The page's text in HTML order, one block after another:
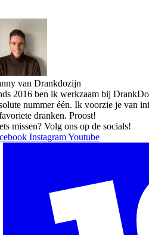
van Drankdozijn
2016 ben ik werkzaam bij
nummer één. Ik voorzie je van
dranken. Proost!
missen? Volg ons op de socials!
InstagramYoutube